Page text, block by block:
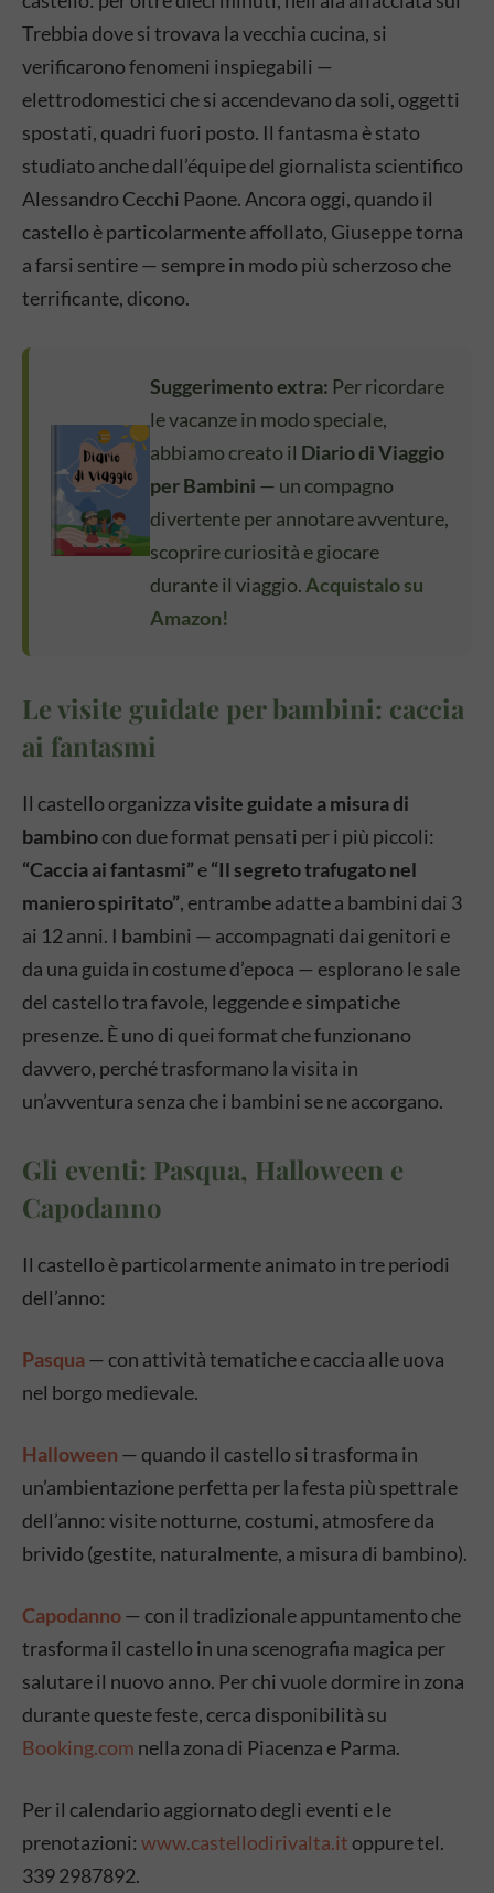
Trebbia dove si trovava la vecchia cucina, si
verificarono fenomeni inspiegabili —
elettrodomestici che si accendevano da soli, oggetti
spostati, quadri fuori posto. Il fantasma è stato
studiato anche dall’équipe del giornalista scientifico
Alessandro Cecchi Paone. Ancora oggi, quando il
castello è particolarmente affollato, Giuseppe torna
a farsi sentire — sempre in modo più scherzoso che
terrificante, dicono.
Suggerimento extra: Per ricordare
le vacanze in modo speciale,
abbiamo creato il Diario di Viaggio
per Bambini — un compagno
divertente per annotare avventure,
scoprire curiosità e giocare
durante il viaggio. Acquistalo su
Amazon!
Le visite guidate per bambini: caccia
ai fantasmi
Il castello organizzavisite guidate a misura di
bambinocon due format pensati per i più piccoli:
“Caccia ai fantasmi”e“Il segreto trafugato nel
maniero spiritato”, entrambe adatte a bambini dai 3
ai 12 anni. I bambini — accompagnati dai genitori e
da una guida in costume d’epoca — esplorano le sale
del castello tra favole, leggende e simpatiche
presenze. È uno di quei format che funzionano
davvero, perché trasformano la visita in
un’avventura senza che i bambini se ne accorgano.
Gli eventi: Pasqua, Halloween e
Capodanno
Il castello è particolarmente animato in tre periodi
dell’anno:
Pasqua— con attività tematiche e caccia alle uova
nel borgo medievale.
Halloween — quando il castello si trasforma in
un’ambientazione perfetta per la festa più spettrale
dell’anno: visite notturne, costumi, atmosfere da
brivido (gestite, naturalmente, a misura di bambino).
Capodanno— con il tradizionale appuntamento che
trasforma il castello in una scenografia magica per
salutare il nuovo anno. Per chi vuole dormire in zona
durante queste feste, cerca disponibilità su
Booking.com nella zona di Piacenza e Parma.
Per il calendario aggiornato degli eventi e le
prenotazioni: www.castellodirivalta.itoppure tel.
339 2987892.